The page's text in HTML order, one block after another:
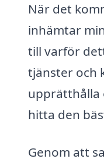
När det
inhämtar
till varför
tjänster och
upprätthålla
hitta den
Genom att